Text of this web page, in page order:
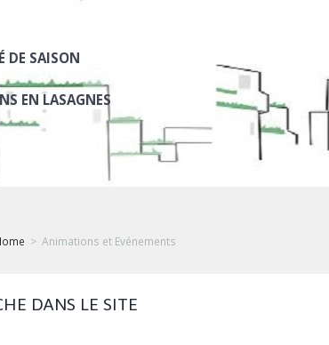
DE SAISON
EN LASAGNES
Animations et Evénements
DANS LE SITE